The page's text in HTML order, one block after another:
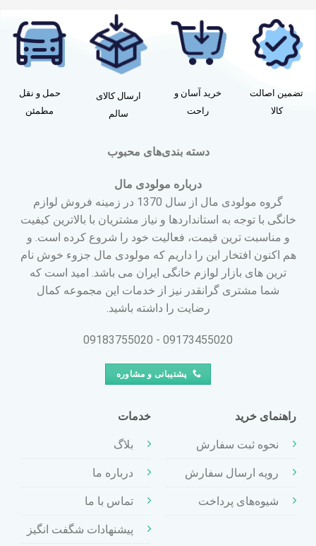
تضمین اصالت
کالا
خرید آسان و
راحت
ارسال کالای
سالم
حمل و نقل
مطمئن
دسته بندی‌های محبوب
درباره مولودی مال
گروه مولودی مال از سال 1370 در زمینه فروش لوازم
خانگی با توجه به استانداردها و نیاز مشتریان با بالاترین کیفیت
و مناسبت ترین قیمت، فعالیت خود را شروع کرده است. و
هم اکنون افتخار این را داریم که مولودی مال جزوء خوش نام
ترین های بازار لوازم خانگی ایران می باشد. امید است که
شما مشتری گرانقدر نیز از خدمات این مجموعه کمال
رضایت را داشته باشید.
09173455020 - 09183755020
پشتیبانی و مشاوره
راهنمای خرید
نحوه ثبت سفارش
رویه ارسال سفارش
شیوه‌های پرداخت
خدمات
بلاگ
درباره ما
تماس با ما
پیشنهادات شگفت انگیز